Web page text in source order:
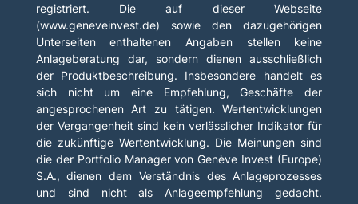
registriert. Die auf dieser Webseite
(www.geneveinvest.de) sowie den dazugehörigen
Unterseiten enthaltenen Angaben stellen keine
Anlageberatung dar, sondern dienen ausschließlich
der Produktbeschreibung. Insbesondere handelt es
sich nicht um eine Empfehlung, Geschäfte der
angesprochenen Art zu tätigen. Wertentwicklungen
der Vergangenheit sind kein verlässlicher Indikator für
die zukünftige Wertentwicklung. Die Meinungen sind
die der Portfolio Manager von Genève Invest (Europe)
S.A., dienen dem Verständnis des Anlageprozesses
und sind nicht als Anlageempfehlung gedacht.